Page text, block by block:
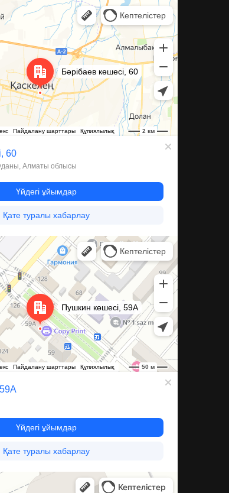
Карты
Карты
бытовой техники в Караганде